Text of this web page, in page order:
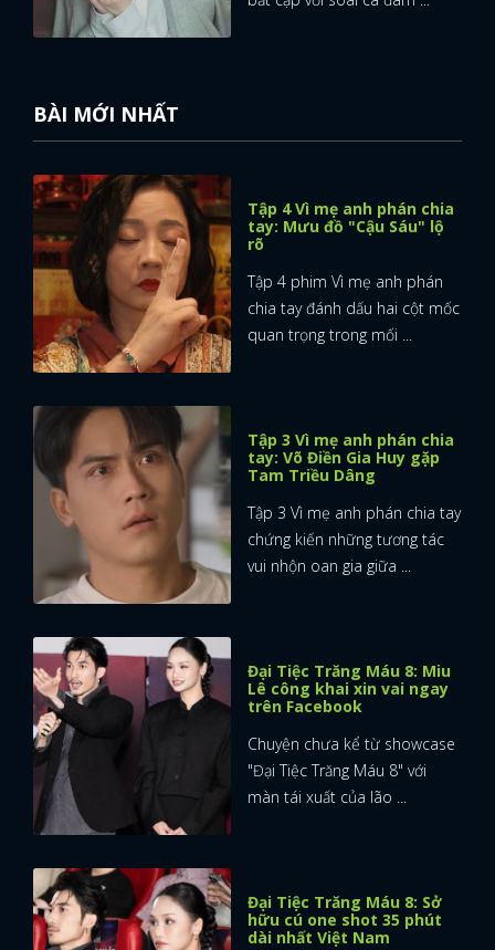
BÀI MỚI NHẤT
Tập 4 Vì mẹ anh phán chia
tay: Mưu đồ "Cậu Sáu" lộ
rõ
Tập 4 phim Vì mẹ anh phán
chia tay đánh dấu hai cột mốc
quan trọng trong mối ...
Tập 3 Vì mẹ anh phán chia
tay: Võ Điền Gia Huy gặp
Tam Triều Dâng
Tập 3 Vì mẹ anh phán chia tay
chứng kiến những tương tác
vui nhộn oan gia giữa ...
Đại Tiệc Trăng Máu 8: Miu
Lê công khai xin vai ngay
trên Facebook
Chuyện chưa kể từ showcase
"Đại Tiệc Trăng Máu 8" với
màn tái xuất của lão ...
Đại Tiệc Trăng Máu 8: Sở
hữu cú one shot 35 phút
dài nhất Việt Nam